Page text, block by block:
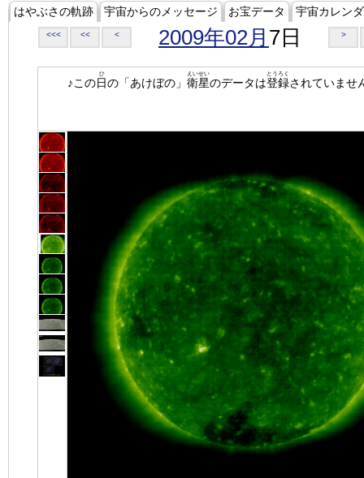
はやぶさの軌跡 宇宙からのメッセージ お宝データ 宇宙カレン
<<< << < 2009年02月 7日 >
♪この日
ひ
の「あけぼの」 衛星
えいせい
のデータは登録
とうろく
されていませ